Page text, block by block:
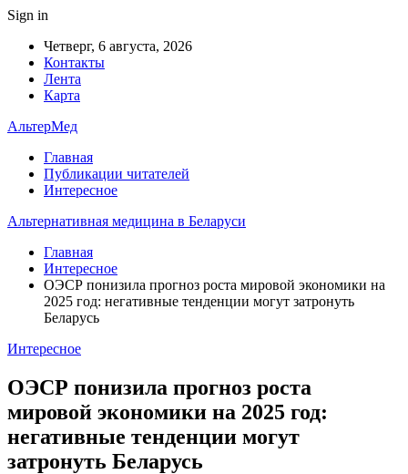
Sign in
Четверг, 6 августа, 2026
Контакты
Лента
Карта
АльтерМед
Главная
Публикации читателей
Интересное
Альтернативная медицина в Беларуси
Главная
Интересное
ОЭСР понизила прогноз роста мировой экономики на
2025 год: негативные тенденции могут затронуть
Беларусь
Интересное
ОЭСР понизила прогноз роста
мировой экономики на 2025 год:
негативные тенденции могут
затронуть Беларусь